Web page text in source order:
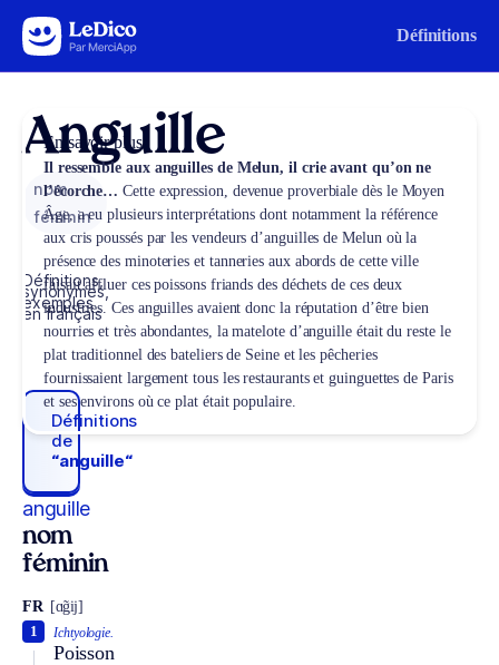
Aller au contenu Définitions
Anguille
nom
féminin
Définitions,
synonymes,
exemples
en français
Définitions
de
“anguille“
anguille
nom
féminin
FR [ɑ̃gij]
Ichtyologie.
Poisson
1
En savoir plus
Il ressemble aux anguilles de Melun, il crie avant qu’on ne
l’écorche… Cette expression, devenue proverbiale dès le Moyen
Âge, a eu plusieurs interprétations dont notamment la référence
aux cris poussés par les vendeurs d’anguilles de Melun où la
présence des minoteries et tanneries aux abords de cette ville
faisait affluer ces poissons friands des déchets de ces deux
industries. Ces anguilles avaient donc la réputation d’être bien
nourries et très abondantes, la matelote d’anguille était du reste le
plat traditionnel des bateliers de Seine et les pêcheries
fournissaient largement tous les restaurants et guinguettes de Paris
et ses environs où ce plat était populaire.